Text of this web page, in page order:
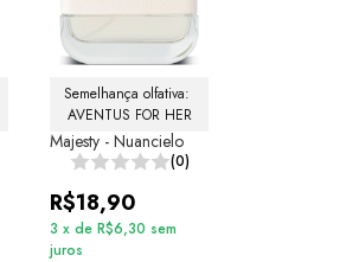
Semelhança olfativa:
AVENTUS FOR HER
Majesty - Nuancielo
(0)
R$18,90
3 x de R$6,30 sem
juros